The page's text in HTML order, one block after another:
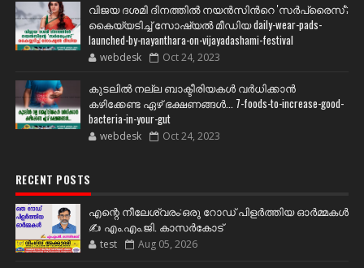
വിജയ ദശമി ദിനത്തില്‍ നയന്‍സിന്‍റെ 'സര്‍പ്രൈസ്';
കൈയ്യടിച്ച് സോഷ്യല്‍ മീഡിയ daily-wear-pads-
launched-by-nayanthara-on-vijayadashami-festival
webdesk Oct 24, 2023
കുടലിൽ നല്ല ബാക്ടീരിയകൾ വര്‍ധിക്കാന്‍
കഴിക്കേണ്ട ഏഴ് ഭക്ഷണങ്ങള്‍... 7-foods-to-increase-good-
bacteria-in-your-gut
webdesk Oct 24, 2023
RECENT POSTS
എന്റെ നീലേശ്വരം:ഒരു റോഡ് പിളർത്തിയ ഓർമ്മകൾ
✍️ എം.എം.ജി. കാസർകോട്
test Aug 05, 2026